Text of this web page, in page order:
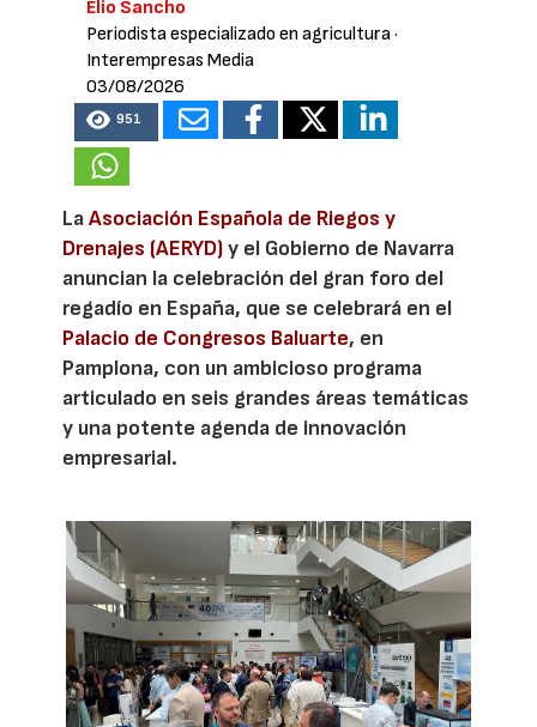
Elio Sancho
Periodista especializado en agricultura·
Interempresas Media
03/08/2026
951
LaAsociación Española de Riegos y
Drenajes (AERYD)y el Gobierno de Navarra
anuncian la celebración del gran foro del
regadío en España, que se celebrará en el
Palacio de Congresos Baluarte, en
Pamplona, con un ambicioso programa
articulado en seis grandes áreas temáticas
y una potente agenda de innovación
empresarial.